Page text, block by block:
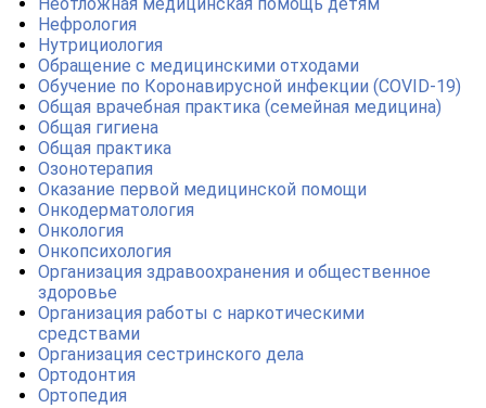
Нефрология
Нутрициология
Обращение с медицинскими отходами
Обучение по Коронавирусной инфекции (COVID-19)
Общая врачебная практика (семейная медицина)
Общая гигиена
Общая практика
Озонотерапия
Оказание первой медицинской помощи
Онкодерматология
Онкология
Онкопсихология
Организация здравоохранения и общественное
здоровье
Организация работы с наркотическими
средствами
Организация сестринского дела
Ортодонтия
Ортопедия
ChatApp
online
Мессенджеры
Свяжитесь с нами через любой удобный мессенджер!
Telegram WhatsApp
Vkontakte
Max